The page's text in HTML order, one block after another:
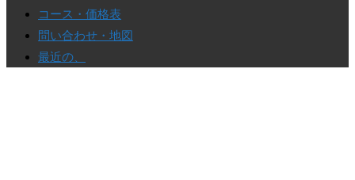
コース・価格表
問い合わせ・地図
最近の、